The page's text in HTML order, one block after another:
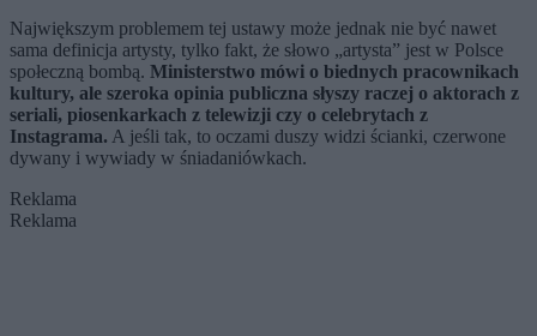
Największym problemem tej ustawy może jednak nie być nawet
sama definicja artysty, tylko fakt, że słowo „artysta” jest w Polsce
społeczną bombą. Ministerstwo mówi o biednych pracownikach
kultury, ale szeroka opinia publiczna słyszy raczej o aktorach z
seriali, piosenkarkach z telewizji czy o celebrytach z
Instagrama. A jeśli tak, to oczami duszy widzi ścianki, czerwone
dywany i wywiady w śniadaniówkach.
Reklama
Reklama